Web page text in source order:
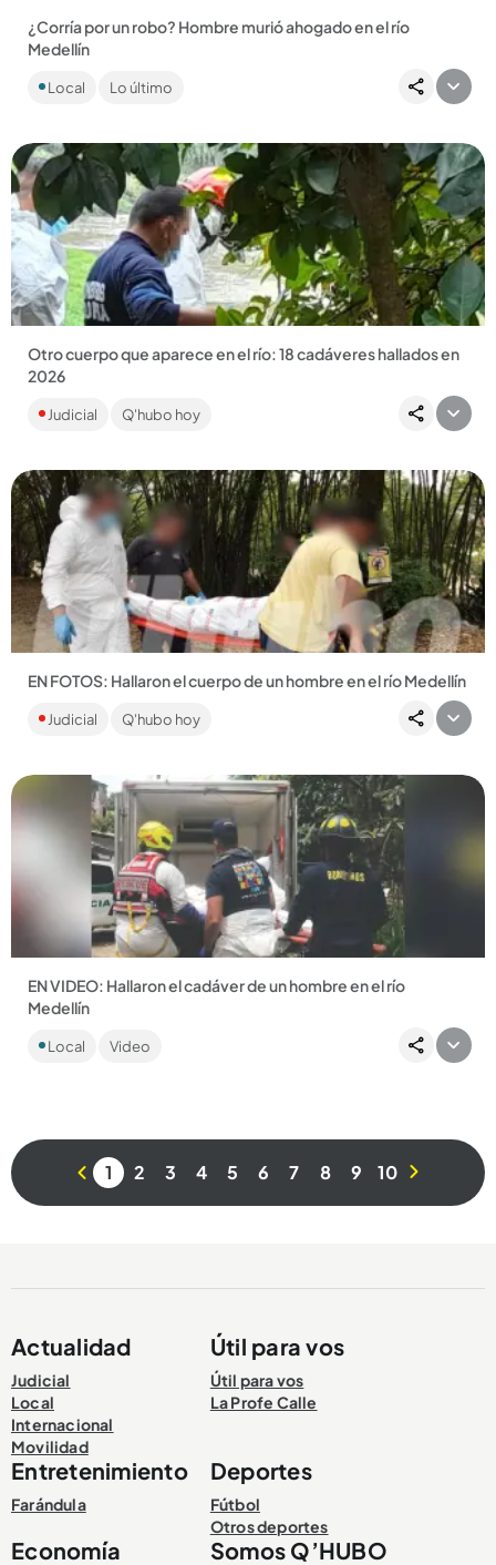
¿Corría por un robo? Hombre murió ahogado en el río
Medellín
Un hombre, presunto habitante de calle, murió en el afluente
luego de haberse tirado cuando lo perseguía una mujer....
Local Lo último
Compartir Noticia
Otro cuerpo que aparece en el río: 18 cadáveres hallados en
2026
heridas de arma cortopunzante. No fue identificado en el
Judicial Q'hubo hoy
Compartir Noticia
EN FOTOS: Hallaron el cuerpo de un hombre en el río Medellín
El cadáver fue encontrado en la mañana del sábado a la altura
del puente de la calle Colombia....
Judicial Q'hubo hoy
Compartir Noticia
EN VIDEO: Hallaron el cadáver de un hombre en el río
Medellín
mujeres halladas la semana pasada....
Local Video
1 2 3 4 5 6 7 8 9 10
Actualidad
Judicial
Local
Internacional
Movilidad
Útil para vos
Útil para vos
La Profe Calle
Entretenimiento
Farándula
Deportes
Fútbol
Otros deportes
Economía Somos Q’HUBO